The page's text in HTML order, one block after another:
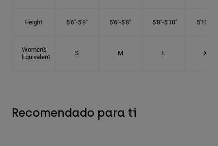
Height 5'6"-5'8" 5'6"-5'8" 5'8"-5'10" 5'10"- 6'
Women's
Equivalent
S M L XL
Recomendado para ti